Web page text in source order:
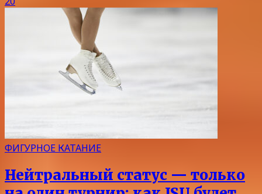
ФИГУРНОЕ КАТАНИЕ
Нейтральный статус — только